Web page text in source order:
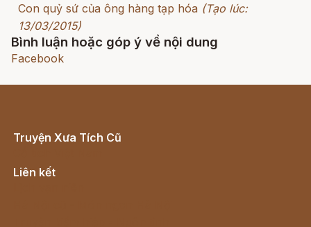
Con quỷ sứ của ông hàng tạp hóa (Tạo lúc:
13/03/2015)
Bình luận hoặc góp ý về nội dung
Facebook
Truyện Xưa Tích Cũ
Liên kết